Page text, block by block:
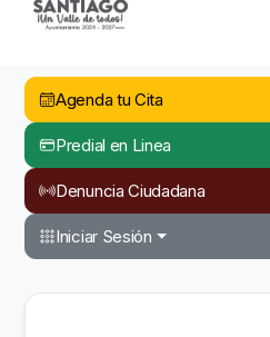
Agenda tu Cita
Predial en Linea
Denuncia Ciudadana
Iniciar Sesión